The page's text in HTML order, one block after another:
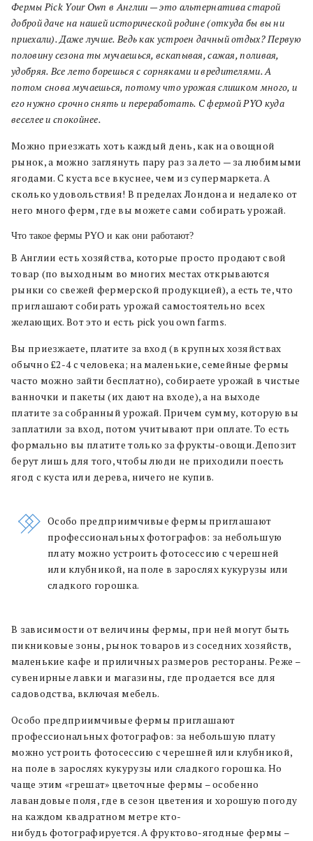
Фермы Pick Your Own в Англии — это альтернатива старой
доброй даче на нашей исторической родине (откуда бы вы ни
приехали). Даже лучше. Ведь как устроен дачный отдых? Первую
половину сезона ты мучаешься, вскапывая, сажая, поливая,
удобряя. Все лето борешься с сорняками и вредителями. А
потом снова мучаешься, потому что урожая слишком много, и
его нужно срочно снять и переработать. С фермой PYO куда
веселее и спокойнее.
Можно приезжать хоть каждый день, как на овощной
рынок, а можно заглянуть пару раз за лето — за любимыми
ягодами. С куста все вкуснее, чем из супермаркета. А
сколько удовольствия! В пределах Лондона и недалеко от
него много ферм, где вы можете сами собирать урожай.
Что такое фермы PYO и как они работают?
В Англии есть хозяйства, которые просто продают свой
товар (по выходным во многих местах открываются
рынки со свежей фермерской продукцией), а есть те, что
приглашают собирать урожай самостоятельно всех
желающих. Вот это и есть pick you own farms.
Вы приезжаете, платите за вход (в крупных хозяйствах
обычно £2-4 с человека; на маленькие, семейные фермы
часто можно зайти бесплатно), собираете урожай в чистые
ванночки и пакеты (их дают на входе), а на выходе
платите за собранный урожай. Причем сумму, которую вы
заплатили за вход, потом учитывают при оплате. То есть
формально вы платите только за фрукты-овощи. Депозит
берут лишь для того, чтобы люди не приходили поесть
ягод с куста или дерева, ничего не купив.
Особо предприимчивые фермы приглашают
профессиональных фотографов: за небольшую
плату можно устроить фотосессию с черешней
или клубникой, на поле в зарослях кукурузы или
сладкого горошка.
В зависимости от величины фермы, при ней могут быть
пикниковые зоны, рынок товаров из соседних хозяйств,
маленькие кафе и приличных размеров рестораны. Реже –
сувенирные лавки и магазины, где продается все для
садоводства, включая мебель.
Особо предприимчивые фермы приглашают
профессиональных фотографов: за небольшую плату
можно устроить фотосессию с черешней или клубникой,
на поле в зарослях кукурузы или сладкого горошка. Но
чаще этим «грешат» цветочные фермы – особенно
лавандовые поля, где в сезон цветения и хорошую погоду
на каждом квадратном метре кто-
нибудь фотографируется. А фруктово-ягодные фермы –